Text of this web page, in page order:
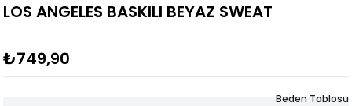
LOS ANGELES BASKILI BEYAZ SWEAT
₺749,90
Beden Tablosu